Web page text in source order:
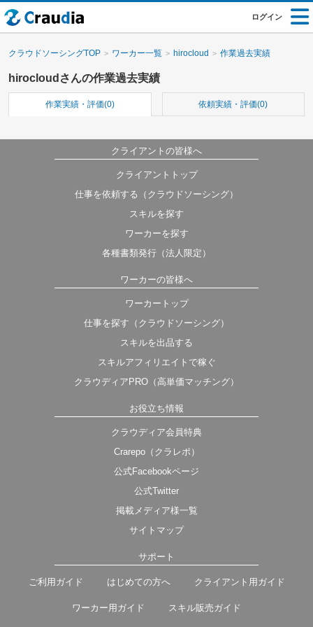
ログイン
クラウドソーシングTOP ワーカー一覧 hirocloud 作業過去実績
hirocloudさんの作業過去実績
作業実績・評価(0) 依頼実績・評価(0)
クライアントの皆様へ
クライアントトップ
仕事を依頼する（クラウドソーシング）
スキルを探す
ワーカーを探す
各種書類発行（法人限定）
ワーカーの皆様へ
ワーカートップ
仕事を探す（クラウドソーシング）
スキルを出品する
スキルアフィリエイトで稼ぐ
クラウディアPRO（高単価マッチング）
お役立ち情報
クラウディア会員特典
Crarepo（クラレポ）
公式Facebookページ
公式Twitter
掲載メディア様一覧
サイトマップ
サポート
ご利用ガイド はじめての方へ クライアント用ガイド
ワーカー用ガイド スキル販売ガイド